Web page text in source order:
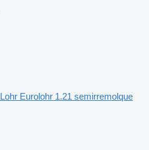
Lohr Eurolohr 1.21 semirremolque